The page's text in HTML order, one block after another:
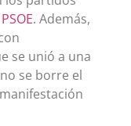
PSOE. Además,
se unió a una
se borre el